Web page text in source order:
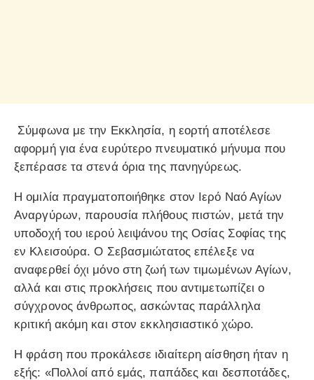
Σύμφωνα με την Εκκλησία, η εορτή αποτέλεσε
αφορμή για ένα ευρύτερο πνευματικό μήνυμα που
ξεπέρασε τα στενά όρια της πανηγύρεως.
Η ομιλία πραγματοποιήθηκε στον Ιερό Ναό Αγίων
Αναργύρων, παρουσία πλήθους πιστών, μετά την
υποδοχή του ιερού λειψάνου της Οσίας Σοφίας της
εν Κλεισούρα. Ο Σεβασμιώτατος επέλεξε να
αναφερθεί όχι μόνο στη ζωή των τιμωμένων Αγίων,
αλλά και στις προκλήσεις που αντιμετωπίζει ο
σύγχρονος άνθρωπος, ασκώντας παράλληλα
κριτική ακόμη και στον εκκλησιαστικό χώρο.
Η φράση που προκάλεσε ιδιαίτερη αίσθηση ήταν η
εξής: «Πολλοί από εμάς, παπάδες και δεσποτάδες,